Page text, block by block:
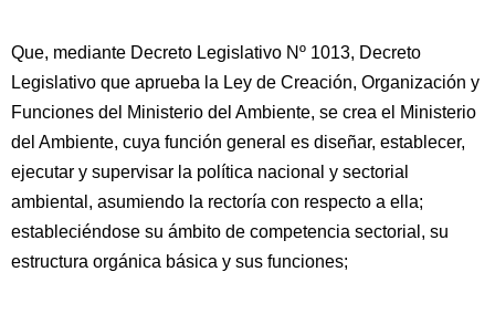
Que, mediante Decreto Legislativo Nº 1013, Decreto
Legislativo que aprueba la Ley de Creación, Organización y
Funciones del Ministerio del Ambiente, se crea el Ministerio
del Ambiente, cuya función general es diseñar, establecer,
ejecutar y supervisar la política nacional y sectorial
ambiental, asumiendo la rectoría con respecto a ella;
estableciéndose su ámbito de competencia sectorial, su
estructura orgánica básica y sus funciones;